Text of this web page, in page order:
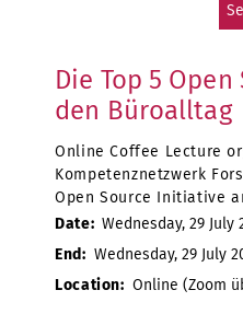
Die Top 5
den Büroalltag
Online Coffee Lecture
Kompetenznetzwerk
Open Source Initiative
Date: Wednesday, 29 July
End: Wednesday, 29 July
Location: Online (Zoom